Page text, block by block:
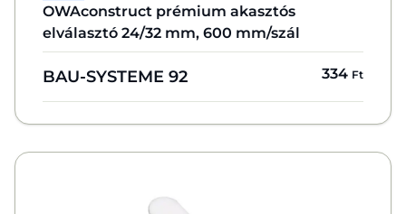
OWAconstruct prémium akasztós
elválasztó 24/32 mm, 600 mm/szál
BAU-SYSTEME 92 334 Ft